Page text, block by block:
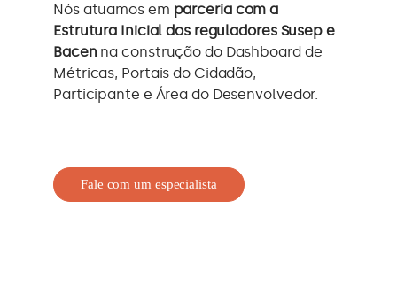
Nós atuamos em parceria com a
Estrutura Inicial dos reguladores Susep e
Bacenna construção do Dashboard de
Métricas, Portais do Cidadão,
Participante e Área do Desenvolvedor.
Fale com um especialista